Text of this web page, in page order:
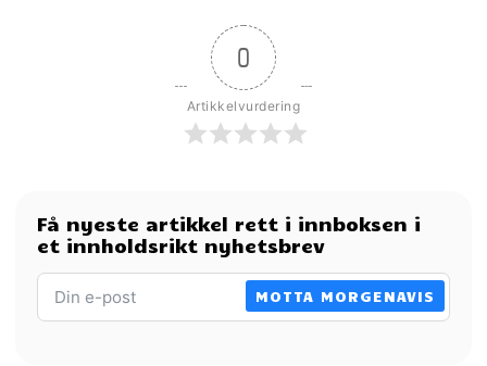
0
Artikkelvurdering
Få nyeste artikkel rett i innboksen i
et innholdsrikt nyhetsbrev
MOTTA MORGENAVIS